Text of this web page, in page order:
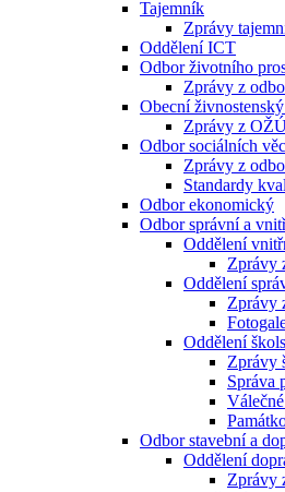
Tajemník
Zprávy
Oddělení ICT
Odbor životního
Zprávy z
Obecní
Zprávy z
Odbor sociálních
Zprávy z
Standardy
Odbor ekonomický
Odbor správní a
Oddělení
Zprávy
Oddělení
Zprávy
Oddělení
Zprávy
Správa
Odbor stavební a
Oddělení
Zprávy